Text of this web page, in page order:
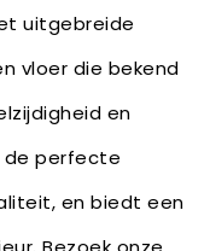
uitgebreide
vloer die bekend
en
de perfecte
en biedt een